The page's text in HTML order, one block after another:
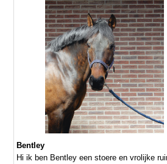
Bentley
Hi ik ben Bentley een stoere en vrolijke